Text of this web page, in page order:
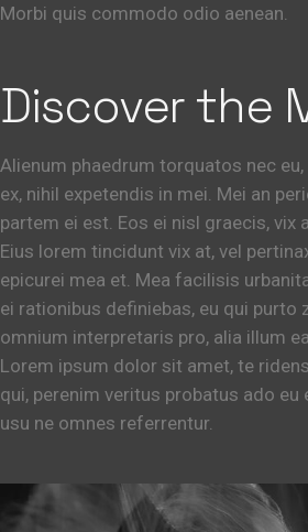
Morbi quis commodo odio aenean.
Discover the
Alienum phaedrum torquatos nec
ex, nihil expetendis in mei. Mei an
partem ei est. Eos ei nisl graecis, vix
Eius lorem tincidunt vix at, vel
epicurei mea et. Mea facilisis
ei rationibus definiebas, eu qui purto
omnium interpretaris pro, alia illum
Lorem ipsum dolor sit amet, te
qui, perenim veritus probatus ado eu
usu ne omnes referrentur.